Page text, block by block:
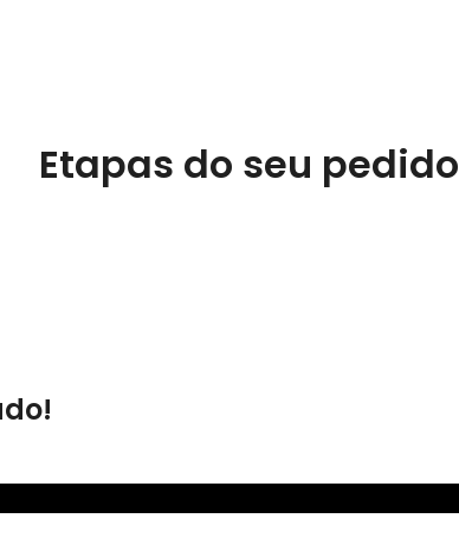
Etapas do seu pedido